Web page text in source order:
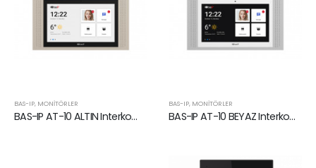
BAS-IP, MONITÖRLER
BAS-IP AT-10 ALTIN Interkom Monitörü
BAS-IP, MONITÖRLER
BAS-IP AT-10 BEYAZ Interkom Monitörü